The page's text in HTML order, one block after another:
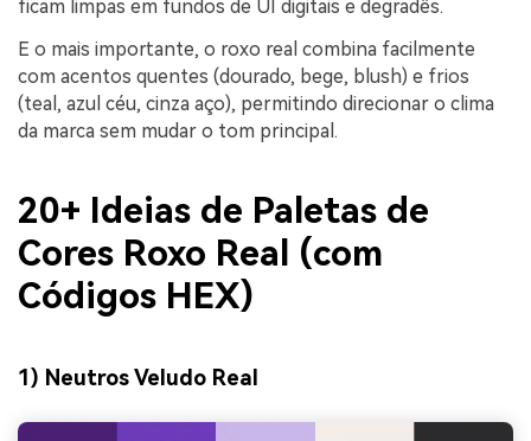
ficam limpas em fundos de UI digitais e degradês.
E o mais importante, o roxo real combina facilmente
com acentos quentes (dourado, bege, blush) e frios
(teal, azul céu, cinza aço), permitindo direcionar o clima
da marca sem mudar o tom principal.
20+ Ideias de Paletas de
Cores Roxo Real (com
Códigos HEX)
1) Neutros Veludo Real